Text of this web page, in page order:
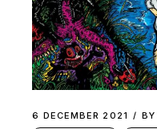
6 DECEMBER 2021 BY